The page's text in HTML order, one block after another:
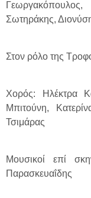
Σωτηράκης,
Στον ρόλο της
Χορός: Ηλέκτρα
Μπιτούνη,
Τσιμάρας
Μουσικοί επί
Παρασκευαΐδης